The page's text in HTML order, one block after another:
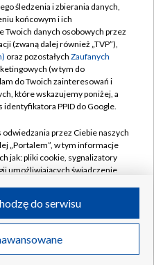
TVP
S.A. w likwidacji
śledzenia i zbierania danych,
końcowym i ich
Twoich danych osobowych przez
(zwaną dalej również „TVP”),
oraz pozostałych Zaufanych
(w tym do
do Twoich zainteresowań i
które wskazujemy poniżej, a
identyfikatora PPID do Google.
przez Ciebie naszych
„Portalem”, w tym informacje
jak: pliki cookie, sygnalizatory
umożliwiających świadczenie
przez Ciebie
jak adresy IP, identyfikatory
do serwisu